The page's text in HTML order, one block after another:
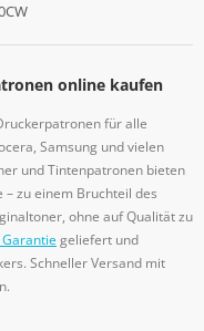
online kaufen
für alle
Samsung und vielen
und Tintenpatronen bieten
zu einem Bruchteil des
ohne auf Qualität zu
Garantiegeliefert und
Schneller Versand mit